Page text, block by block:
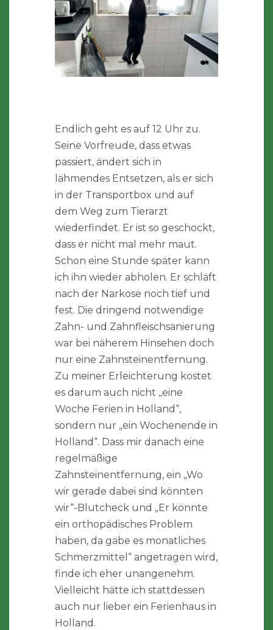
Endlich geht es auf 12 Uhr zu.
Seine Vorfreude, dass etwas
passiert, ändert sich in
lähmendes Entsetzen, als er sich
in der Transportbox und auf
dem Weg zum Tierarzt
wiederfindet. Er ist so geschockt,
dass er nicht mal mehr maut.
Schon eine Stunde später kann
ich ihn wieder abholen. Er schläft
nach der Narkose noch tief und
fest. Die dringend notwendige
Zahn- und Zahnfleischsanierung
war bei näherem Hinsehen doch
nur eine Zahnsteinentfernung.
Zu meiner Erleichterung kostet
es darum auch nicht „eine
Woche Ferien in Holland“,
sondern nur „ein Wochenende in
Holland“. Dass mir danach eine
regelmäßige
Zahnsteinentfernung, ein „Wo
wir gerade dabei sind könnten
wir“-Blutcheck und „Er könnte
ein orthopädisches Problem
haben, da gäbe es monatliches
Schmerzmittel“ angetragen wird,
finde ich eher unangenehm.
Vielleicht hätte ich stattdessen
auch nur lieber ein Ferienhaus in
Holland.